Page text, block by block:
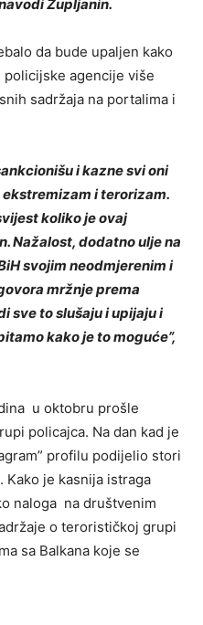
Župljanin.
da bude upaljen kako
agencije više
sadržaja na portalima i
i kazne svi oni
i terorizam.
koliko je ovaj
Nažalost, dodatno ulje na
svojim neodmjerenim i
mržnje prema
sve to slušaju i upijaju i
kako je to moguće”,
u oktobru prošle
policajca. Na dan kad je
profilu podijelio stori
Kako je kasnija istraga
naloga na društvenim
o terorističkoj grupi
sa Balkana koje se